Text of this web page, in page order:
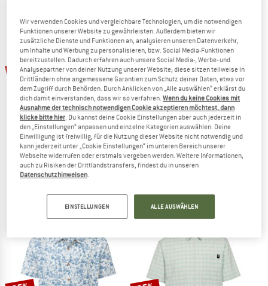
JETZT BIS ZU 50% RABATT
ZUM SOMMER SALE
bis 48%
MAIER SPORTS
Mauro
Hemd
59,95 €ab 31,17 €
4,0(11)
58%
CRAGHOPPERS
Kiwi Kurzarm Hemd
59,95 €25,18 €
Wir verwenden Cookies und vergleichbare Technologien, um die notwendigen
Funktionen unserer Website zu gewährleisten. Außerdem bieten wir
zusätzliche Dienste und Funktionen an, analysieren unseren Datenverkehr,
um Inhalte und Werbung zu personalisieren, bzw. Social Media-Funktionen
bereitzustellen. Dadurch erfahren auch unsere Social Media-, Werbe- und
Analysepartner von deiner Nutzung unserer Website; diese sitzen teilweise in
Drittländern ohne angemessene Garantien zum Schutz deiner Daten, etwa vor
dem Zugriff durch Behörden. Durch Anklicken von „Alle auswählen“ erklärst du
dich damit einverstanden, dass wir so verfahren.Wenn du keine Cookies mit
Ausnahme der technisch notwendigen Cookie akzeptieren möchtest, dann
klicke bitte hier. Du kannst deine Cookie Einstellungen aber auch jederzeit in
den „Einstellungen“ anpassen und einzelne Kategorien auswählen. Deine
Einwilligung ist freiwillig, für die Nutzung dieser Website nicht notwendig und
kann jederzeit unter „Cookie Einstellungen“ im unteren Bereich unserer
Webseite widerrufen oder erstmals vergeben werden. Weitere Informationen,
auch zu Risiken der Drittlandstransfers, findest du in unseren
Datenschutzhinweisen.
EINSTELLUNGEN ALLE AUSWÄHLEN